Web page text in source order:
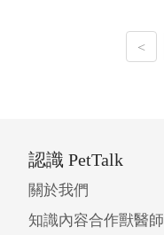
<
認識 PetTalk
關於我們
知識內容合作獸醫師